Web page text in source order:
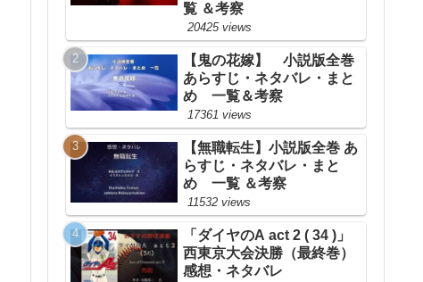
覧 ＆考察
20425 views
【鬼の花嫁】 小説版全巻
あらすじ・ネタバレ・まと
め 一覧＆考察
17361 views
【無職転生】小説版全巻 あ
らすじ・ネタバレ・まと
め 一覧 ＆考察
11532 views
「ダイヤのA act 2 ( 34 )」
西東京大会決勝（最終巻）
感想・ネタバレ